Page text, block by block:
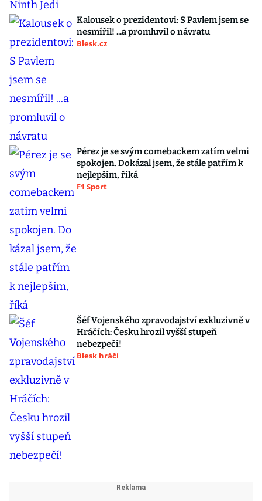
Kalousek o prezidentovi: S Pavlem jsem se
nesmířil! ...a promluvil o návratu
Blesk.cz
Pérez je se svým comebackem zatím velmi
spokojen. Dokázal jsem, že stále patřím k
nejlepším, říká
F1 Sport
Šéf Vojenského zpravodajství exkluzivně v
Hráčích: Česku hrozil vyšší stupeň
nebezpečí!
Blesk hráči